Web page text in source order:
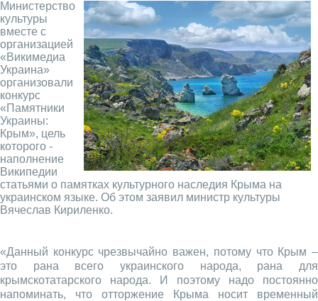
Министерство
культуры
вместе с
организацией
«Викимедиа
Украина»
организовали
конкурс
«Памятники
Украины:
Крым», цель
которого -
наполнение
Википедии
статьями о памятках культурного наследия Крыма на
украинском языке. Об этом заявил министр культуры
Вячеслав Кириленко.
«Данный конкурс чрезвычайно важен, потому что Крым –
это рана всего украинского народа, рана для
крымскотатарского народа. И поэтому надо постоянно
напоминать, что отторжение Крыма носит временный